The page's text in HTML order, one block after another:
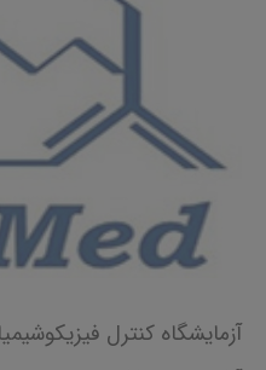
آزمایشگاه کنترل